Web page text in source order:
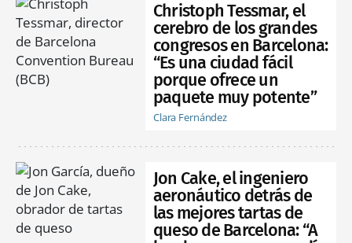
Christoph Tessmar, el
cerebro de los grandes
congresos en Barcelona:
“Es una ciudad fácil
porque ofrece un
paquete muy potente”
Clara Fernández
Jon Cake, el ingeniero
aeronáutico detrás de
las mejores tartas de
queso de Barcelona: “A